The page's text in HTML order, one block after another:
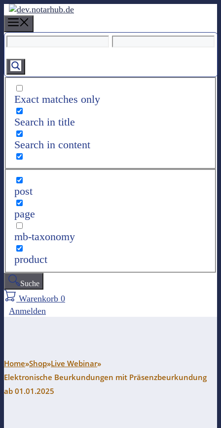
u
m
a
g
e
Exact matches only
Search in title
Search in content
post
page
mb-taxonomy
product
Suche
Warenkorb 0
Anmelden
Home»Shop»Live Webinar»
Elektronische Beurkundungen mit Präsenzbeurkundung
ab 01.01.2025